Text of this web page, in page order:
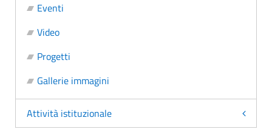
Eventi
Video
Progetti
Gallerie immagini
Attività istituzionale